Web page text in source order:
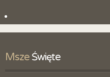
Msze Święte